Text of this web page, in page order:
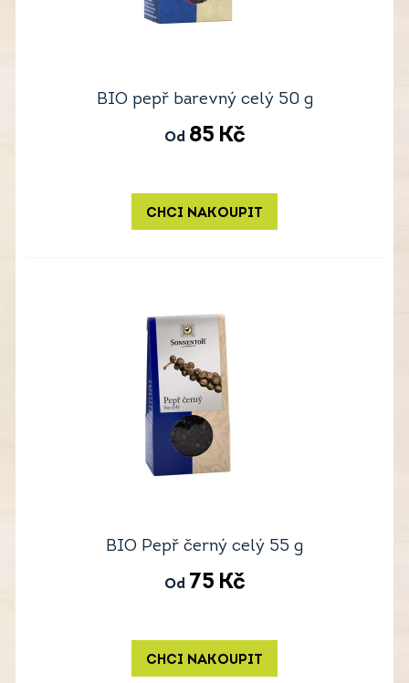
BIO pepř barevný celý 50 g
Od 85 Kč
CHCI NAKOUPIT
BIO Pepř černý celý 55 g
Od 75 Kč
CHCI NAKOUPIT